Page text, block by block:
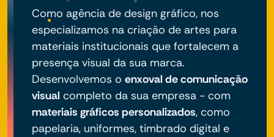
Como agência de design gráfico, nos
especializamos na criação de artes para
materiais institucionais que fortalecem a
presença visual da sua marca.
Desenvolvemos o enxoval de comunicação
visual completo da sua empresa - com
materiais gráficos personalizados, como
papelaria, uniformes, timbrado digital e